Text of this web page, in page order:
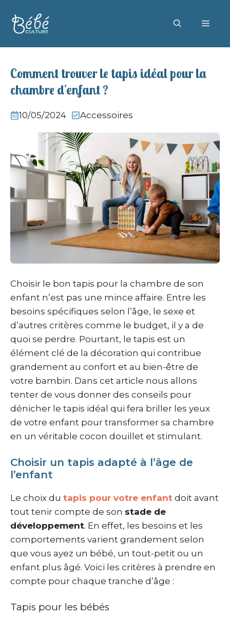
contenu
Comment trouver le tapis idéal pour la
chambre d’enfant ?
10/05/2024 Accessoires
Choisir le bon tapis pour la chambre de son
enfant n’est pas une mince affaire. Entre les
besoins spécifiques selon l’âge, le sexe et
d’autres critères comme le budget, il y a de
quoi se perdre. Pourtant, le tapis est un
élément clé de la décoration qui contribue
grandement au confort et au bien-être de
votre bambin. Dans cet article nous allons
tenter de vous donner des conseils pour
dénicher le tapis idéal qui fera briller les yeux
de votre enfant pour transformer sa chambre
en un véritable cocon douillet et stimulant.
Choisir un tapis adapté à l’âge de
l’enfant
Le choix du tapis pour votre enfant doit avant
tout tenir compte de son stade de
développement. En effet, les besoins et les
comportements varient grandement selon
que vous ayez un bébé, un tout-petit ou un
enfant plus âgé. Voici les critères à prendre en
compte pour chaque tranche d’âge :
Tapis pour les bébés